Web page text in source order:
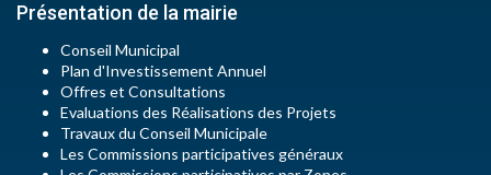
Présentation de la mairie
Conseil Municipal
Plan d'Investissement Annuel
Offres et Consultations
Evaluations des Réalisations des Projets
Travaux du Conseil Municipale
Les Commissions participatives généraux